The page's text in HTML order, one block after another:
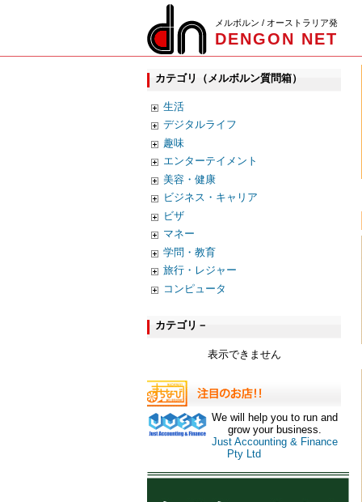
メルボルン / オーストラリア発
DENGON NET
カテゴリ（メルボルン質問箱）
生活
デジタルライフ
趣味
エンターテイメント
美容・健康
ビジネス・キャリア
ビザ
マネー
学問・教育
旅行・レジャー
コンピュータ
カテゴリ－
表示できません
We will help you to run and
grow your business.
Just Accounting & Finance
Pty Ltd